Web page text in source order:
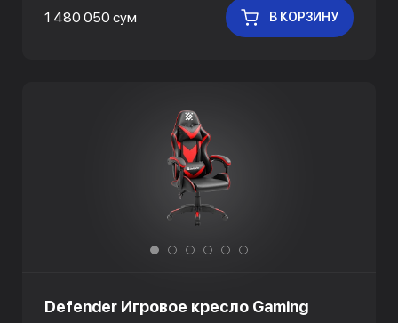
1 480 050 сум В КОРЗИНУ
Defender Игровое кресло Gaming